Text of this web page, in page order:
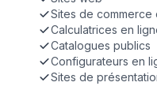
Sites de commerce
Calculatrices en
Catalogues publics
Configurateurs en
Sites de